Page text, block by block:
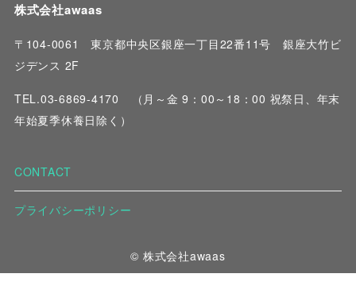
株式会社awaas
〒104-0061 東京都中央区銀座一丁目22番11号 銀座大竹ビ
ジデンス 2F
TEL.03-6869-4170
（月～金 9：00～18：00 祝祭日、年末
年始夏季休養日除く）
CONTACT
プライバシーポリシー
© 株式会社awaas